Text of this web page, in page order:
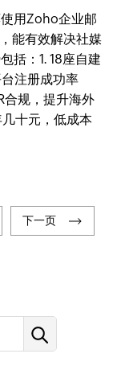
用Zoho企业邮
能有效解决社媒
括：1. 18座自建
注册成功率
合规，提升海外
十元，低成本
下一页